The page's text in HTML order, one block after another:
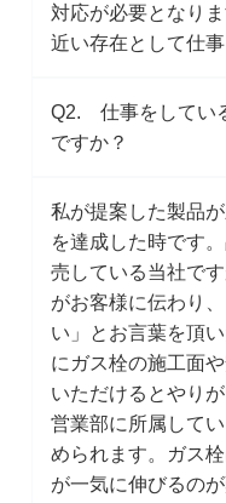
対応が必要となり
近い存在として仕事
Q2. 仕事をしてい
ですか？
私が提案した製品
を達成した時です
売している当社で
がお客様に伝わり
い」とお言葉を頂
にガス栓の施工面
いただけるとやり
営業部に所属して
められます。ガス
が一気に伸びるの